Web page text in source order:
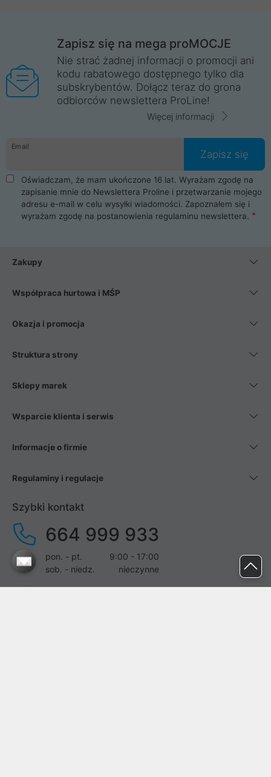
Zapisz się na mega proMOCJE
Nie strać żadnej informacji o promocji ani
kodu rabatowego dostępnego tylko dla
subskrybentów. Dołącz teraz do grona
odbiorców newslettera ProLine!
Więcej informacji
Email
Zapisz się
Oświadczam, że mam ukończone 16 lat. Wyrażam zgodę na
zapisanie mnie do Newslettera Proline i przetwarzanie mojego
adresu e-mail w celu wysyłki wiadomości. Zapoznałem się i
wyrażam zgodę na postanowienia regulaminu newslettera.
Zakupy
Współpraca hurtowa i MŚP
Okazja i promocja
Struktura strony
Sklepy marek
Wsparcie klienta i serwis
Informacje o firmie
Regulaminy i regulacje
Szybki kontakt
664 999 933
pon. - pt.
9:00 - 17:00
sob. - niedz.
nieczynne